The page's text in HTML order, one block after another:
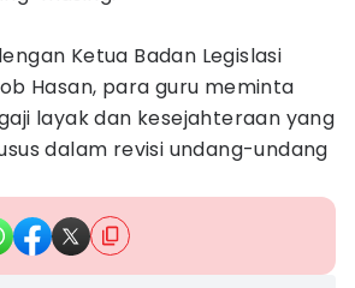
Ketua Badan Legislasi
Hasan, para guru meminta
layak dan kesejahteraan yang
dalam revisi undang-undang